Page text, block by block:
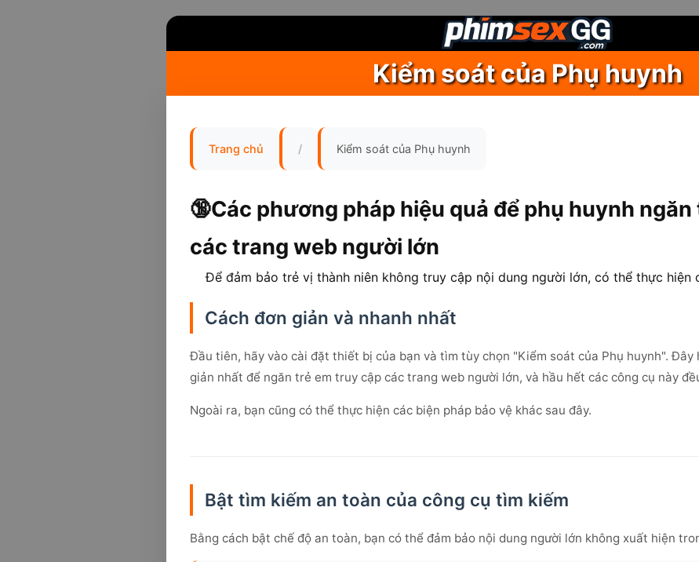
Kiểm soát của Phụ huynh
Trang chủ / Kiểm soát của Phụ huynh
🔞Các phương pháp hiệu quả để phụ huynh
các trang web người lớn
Để đảm bảo trẻ vị thành niên không truy cập nội dung người lớn, có thể thực hiện
Cách đơn giản và nhanh nhất
Đầu tiên, hãy vào cài đặt thiết bị của bạn và tìm tùy chọn "Kiểm soát của Phụ huynh". Đây
giản nhất để ngăn trẻ em truy cập các trang web người lớn, và hầu hết các công cụ này
Ngoài ra, bạn cũng có thể thực hiện các biện pháp bảo vệ khác sau đây.
Bật tìm kiếm an toàn của công cụ tìm kiếm
Bằng cách bật chế độ an toàn, bạn có thể đảm bảo nội dung người lớn không xuất hiện